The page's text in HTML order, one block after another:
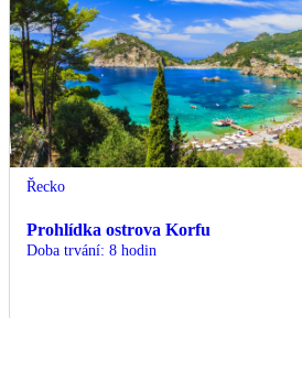
Řecko
Prohlídka ostrova Korfu
Doba trvání: 8 hodin